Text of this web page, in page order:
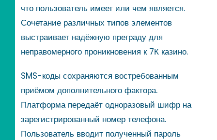
что пользователь имеет или чем является.
Сочетание различных типов элементов
выстраивает надёжную преграду для
неправомерного проникновения к 7К казино.
SMS-коды сохраняются востребованным
приёмом дополнительного фактора.
Платформа передаёт одноразовый шифр на
зарегистрированный номер телефона.
Пользователь вводит полученный пароль